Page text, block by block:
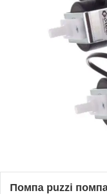
Помпа puzzi